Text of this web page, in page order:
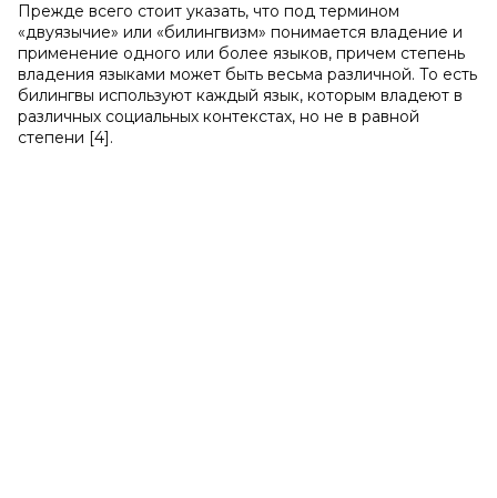
Прежде всего стоит указать, что под термином
«двуязычие» или «билингвизм» понимается владение и
применение одного или более языков, причем степень
владения языками может быть весьма различной. То есть
билингвы используют каждый язык, которым владеют в
различных социальных контекстах, но не в равной
степени [4].